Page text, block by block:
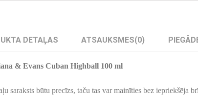
DETAĻAS ATSAUKSMES(0)
& Evans Cuban Highball 100 ml
saraksts būtu precīzs, taču tas var mainīties bez iepriekšēja